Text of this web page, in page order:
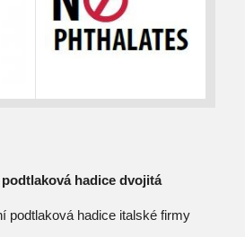
hadice dvojitá
podtlaková hadice italské firmy